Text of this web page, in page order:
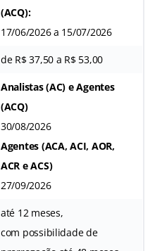
(ACQ):
17/06/2026 a 15/07/2026
de R$ 37,50 a R$ 53,00
Analistas (AC) e Agentes
(ACQ)
30/08/2026
Agentes (ACA, ACI, AOR,
ACR e ACS)
27/09/2026
até 12 meses,
com possibilidade de